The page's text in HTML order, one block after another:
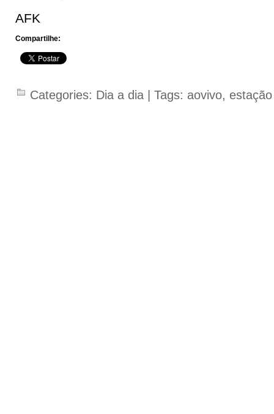
AFK
Compartilhe:
Categories: Dia a dia | Tags: aovivo,